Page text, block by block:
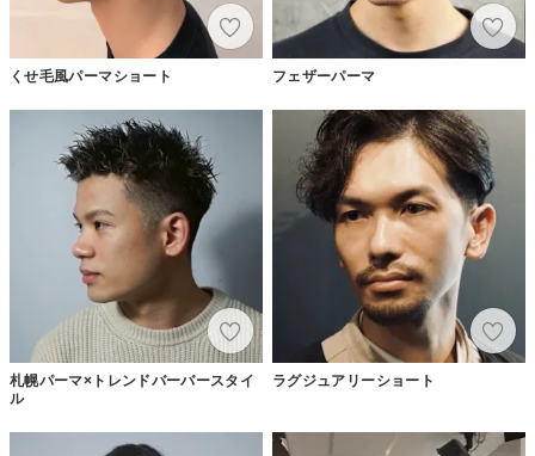
くせ毛風パーマショート フェザーパーマ
札幌パーマ×トレンドバーバースタイ
ル
ラグジュアリーショート